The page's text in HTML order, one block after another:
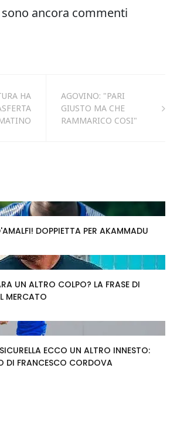
HA
AGOVINO: "PARI
GIUSTO MA CHE
RAMMARICO COSI"
DOPPIETTA PER AKAMMADU
UN ALTRO COLPO? LA FRASE DI
MERCATO
ECCO UN ALTRO INNESTO:
DI FRANCESCO CORDOVA